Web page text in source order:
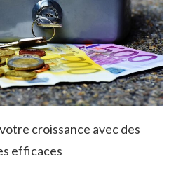
croissance avec des
efficaces